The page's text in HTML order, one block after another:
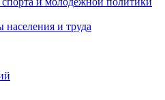
и труда